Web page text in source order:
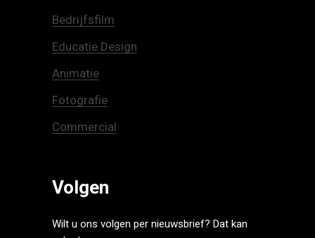
Bedrijfsfilm
Educatie Design
Animatie
Fotografie
Commercial
Volgen
Wilt u ons volgen per nieuwsbrief? Dat kan